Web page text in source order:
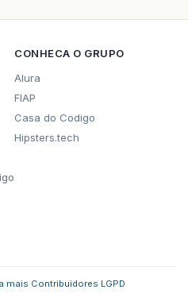
CONHECA O GRUPO
Alura
FIAP
Casa do Codigo
Hipsters.tech
mais Contribuidores LGPD